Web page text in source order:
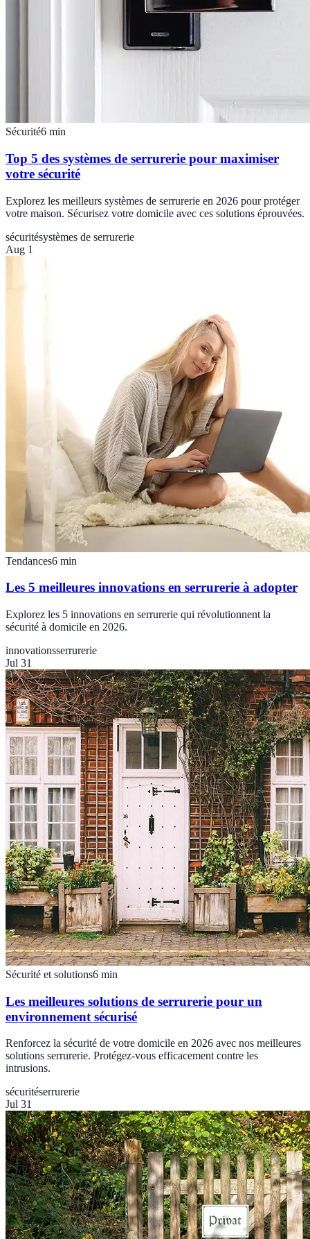
Sécurité6 min
Top 5 des systèmes de serrurerie pour maximiser
votre sécurité
Explorez les meilleurs systèmes de serrurerie en 2026 pour protéger
votre maison. Sécurisez votre domicile avec ces solutions éprouvées.
sécuritésystèmes de serrurerie
Aug 1
Tendances6 min
Les 5 meilleures innovations en serrurerie à adopter
Explorez les 5 innovations en serrurerie qui révolutionnent la
sécurité à domicile en 2026.
innovationsserrurerie
Jul 31
Sécurité et solutions6 min
Les meilleures solutions de serrurerie pour un
environnement sécurisé
Renforcez la sécurité de votre domicile en 2026 avec nos meilleures
solutions serrurerie. Protégez-vous efficacement contre les
intrusions.
sécuritéserrurerie
Jul 31